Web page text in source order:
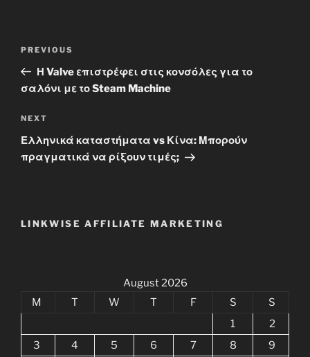
Previous
Post
PREVIOUS
Η Valve επιστρέφει στις κονσόλες για το
σαλόνι με το Steam Machine
Next
Post
NEXT
Ελληνικά καταστήματα vs Κίνα: Μπορούν
πραγματικά να ρίξουν τιμές;
LINKWISE AFFILIATE MARKETING
August 2026
M
T W T F S
S
1
2
3
4 5 6 7 8
9